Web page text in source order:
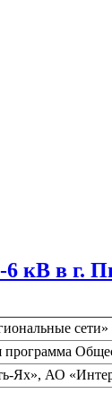
кВ в г.
сети»
программа
Ях», АО